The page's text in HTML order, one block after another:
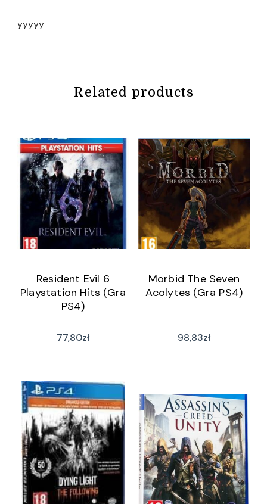
yyyyy
Related products
Resident Evil 6
Playstation Hits (Gra
PS4)
77,80zł
Morbid The Seven
Acolytes (Gra PS4)
98,83zł